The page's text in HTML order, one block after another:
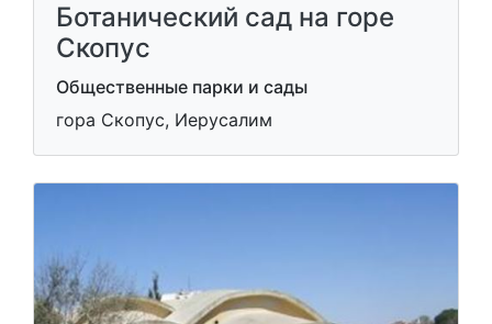
Ботанический сад на горе
Скопус
Общественные парки и сады
гора Скопус, Иерусалим